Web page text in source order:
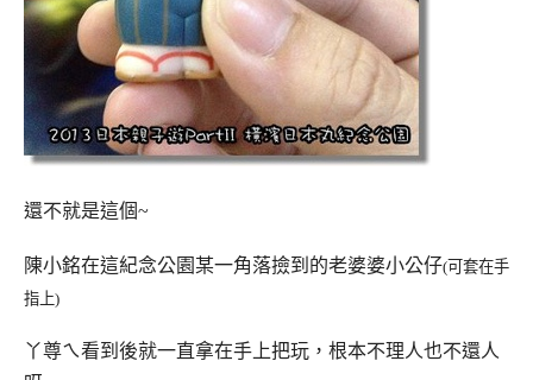
還不就是這個~
陳小銘在這紀念公園某一角落撿到的老婆婆小公仔(可套在手
指上)
丫尊ㄟ看到後就一直拿在手上把玩，根本不理人也不還人